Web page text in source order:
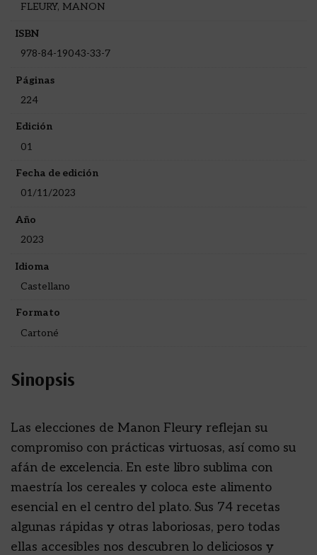
FLEURY, MANON
ISBN
978-84-19043-33-7
Páginas
224
Edición
01
Fecha de edición
01/11/2023
Año
2023
Idioma
Castellano
Formato
Cartoné
Sinopsis
Las elecciones de Manon Fleury reflejan su
compromiso con prácticas virtuosas, así como su
afán de excelencia. En este libro sublima con
maestría los cereales y coloca este alimento
esencial en el centro del plato. Sus 74 recetas
algunas rápidas y otras laboriosas, pero todas
ellas accesibles nos descubren lo deliciosos y